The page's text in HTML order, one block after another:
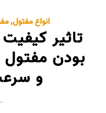
انواع مفتول,
تاثیر
بودن
و